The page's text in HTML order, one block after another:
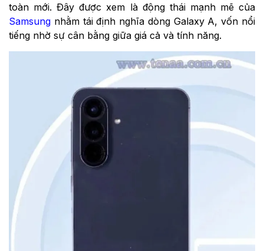
toàn mới. Đây được xem là động thái mạnh mẽ của
Samsung nhằm tái định nghĩa dòng Galaxy A, vốn nổi
tiếng nhờ sự cân bằng giữa giá cả và tính năng.